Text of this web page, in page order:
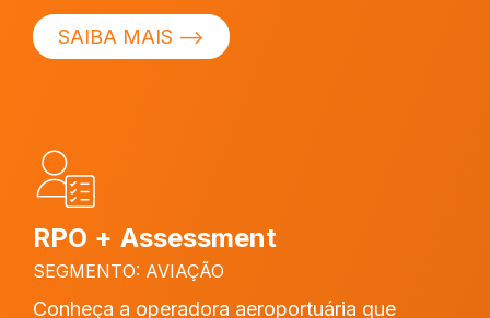
SAIBA MAIS ⟶
RPO + Assessment
SEGMENTO: AVIAÇÃO
Conheça a operadora aeroportuária que